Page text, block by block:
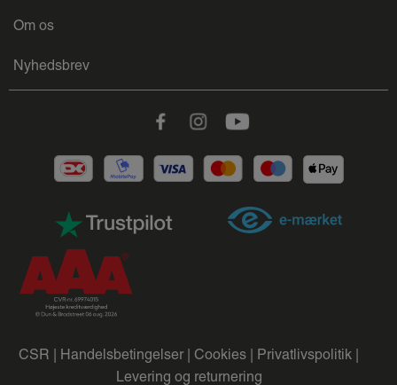
Om os
Nyhedsbrev
FacebookInstagramYoutube
CSR | Handelsbetingelser | Cookies | Privatlivspolitik |
Levering og returnering